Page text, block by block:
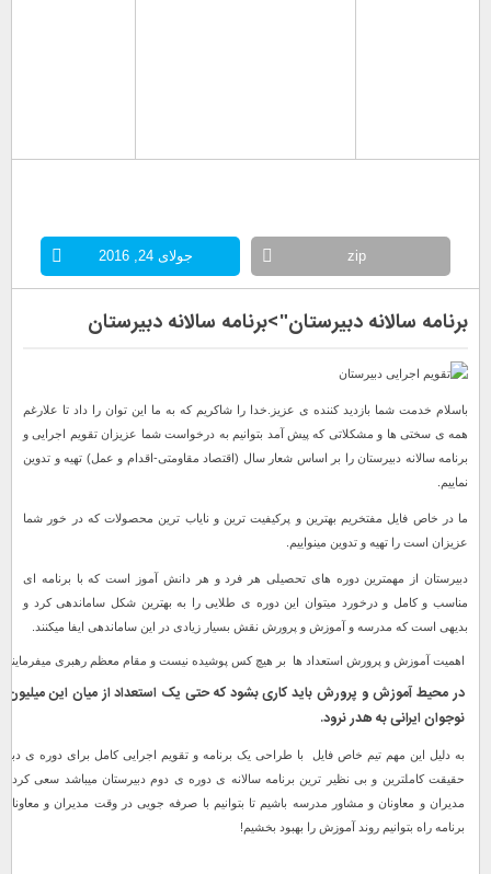
zip جولای 24, 2016
برنامه سالانه دبیرستان">برنامه سالانه دبیرستان
باسلام خدمت شما بازدید کننده ی عزیز.خدا را شاکریم که به ما این توان را داد تا علارغم
همه ی سختی ها و مشکلاتی که پیش آمد بتوانیم به درخواست شما عزیزان تقویم اجرایی و
برنامه سالانه دبیرستان را بر اساس شعار سال (اقتصاد مقاومتی-اقدام و عمل) تهیه و تدوین
نماییم.
ما در خاص فایل مفتخریم بهترین و پرکیفیت ترین و نایاب ترین محصولات که در خور شما
عزیزان است را تهیه و تدوین مینواییم.
دبیرستان از مهمترین دوره های تحصیلی هر فرد و هر دانش آموز است که با برنامه ای
مناسب و کامل و درخورد میتوان این دوره ی طلایی را به بهترین شکل ساماندهی کرد و
بدیهی است که مدرسه و آموزش و پرورش نقش بسیار زیادی در این ساماندهی ایفا میکنند.
اهمیت آموزش و پرورش استعداد ها بر هیچ کس پوشیده نیست و مقام معظم رهبری میفرمایند:
در محیط آموزش و پرورش باید کاری بشود که حتی یک استعداد از میان این میلیون
نوجوان ایرانی به هدر نرود.
به دلیل این مهم تیم خاص فایل با طراحی یک برنامه و تقویم اجرایی کامل برای دوره ی
حقیقت کاملترین و بی نظیر ترین برنامه سالانه ی دوره ی دوم دبیرستان میباشد سعی کردیم
مدیران و معاونان و مشاور مدرسه باشیم تا بتوانیم با صرفه جویی در وقت مدیران و
برنامه راه بتوانیم روند آموزش را بهبود بخشیم!